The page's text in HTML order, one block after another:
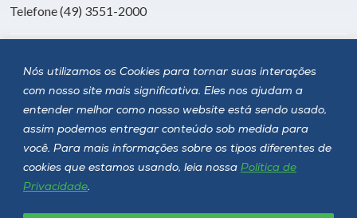
Nós utilizamos os Cookies para tornar suas interações
com nosso site mais significativa. Eles nos ajudam a
entender melhor como nosso website está sendo usado,
assim podemos entregar conteúdo sob medida para
você. Para mais informações sobre os tipos diferentes de
cookies que estamos usando, leia nossa Política de
Privacidade.
Telefone (49) 3551-2000
Siga a Unoesc